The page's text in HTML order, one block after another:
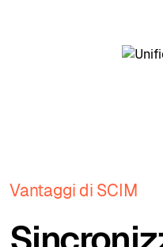
Vantaggi di SCIM